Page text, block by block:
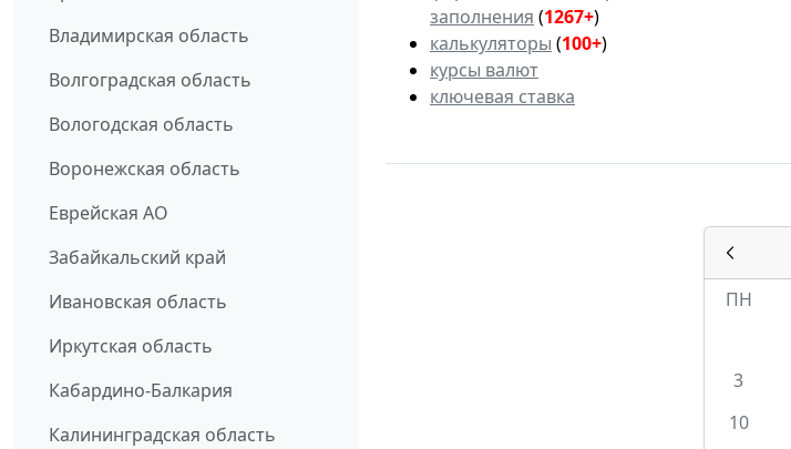
Владимирская область
Волгоградская область
Вологодская область
Воронежская область
Еврейская АО
Забайкальский край
Ивановская область
Иркутская область
Кабардино-Балкария
Калининградская область
заполнения (1267+)
калькуляторы (100+)
курсы валют
ключевая ставка
ПН
3
10